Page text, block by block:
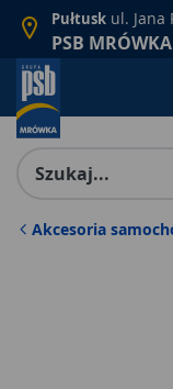
Pułtusk ul. Jana
PSB
Akcesoria